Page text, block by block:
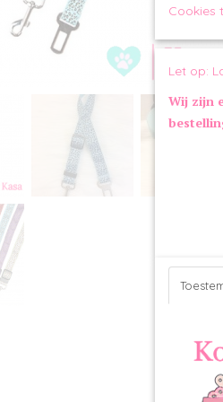
Cookies
Let op:
Wij zijn